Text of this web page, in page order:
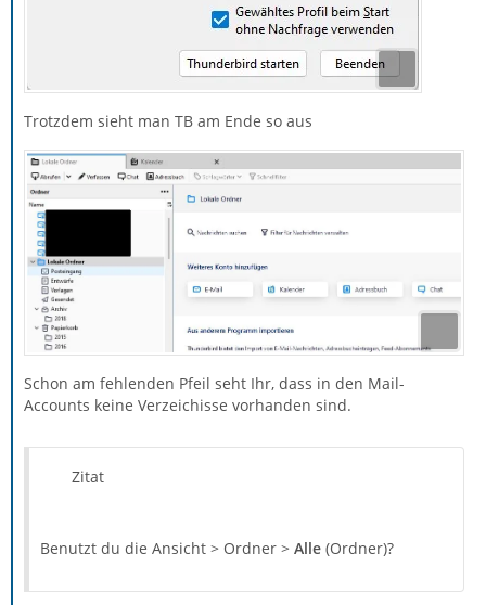
Trotzdem sieht man TB am Ende so aus
Schon am fehlenden Pfeil seht Ihr, dass in den Mail-
Accounts keine Verzeichisse vorhanden sind.
Zitat
Benutzt du die Ansicht > Ordner > Alle (Ordner)?